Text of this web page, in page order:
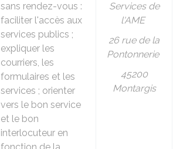
sans rendez-vous :
faciliter l'accès aux
services publics ;
expliquer les
courriers, les
formulaires et les
services ; orienter
vers le bon service
et le bon
interlocuteur en
Services de
l'AME
26 rue de la
Pontonnerie
45200
Montargis